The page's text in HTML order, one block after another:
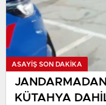
ASAYIŞ SON DAKİKA
KÜTAHYA